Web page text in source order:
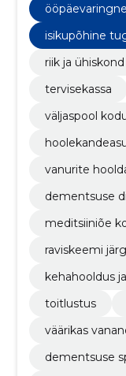
isikupõhine
riik ja ühiskond
tervisekassa
väljaspool
vanurite
dementsuse
meditsiiniõe
raviskeemi
kehahooldus
toitlustus
väärikas
dementsuse